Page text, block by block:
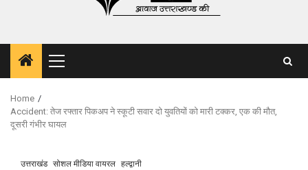
Primary
Menu
Home
Accident: तेज रफ्तार पिकअप ने स्कूटी सवार दो युवतियों को मारी टक्कर, एक की मौत,
दूसरी गंभीर घायल
उत्तराखंड सोशल मीडिया वायरल हल्द्वानी